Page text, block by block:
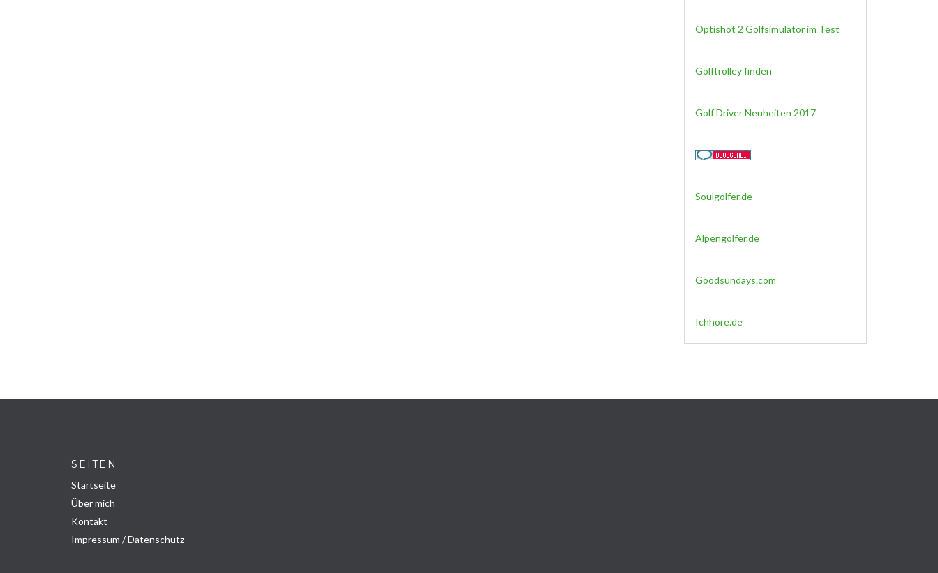
Optishot 2 Golfsimulator im Test
Golftrolley finden
Golf Driver Neuheiten 2017
Soulgolfer.de
Alpengolfer.de
Goodsundays.com
Ichhöre.de
SEITEN
Startseite
Über mich
Kontakt
Impressum / Datenschutz